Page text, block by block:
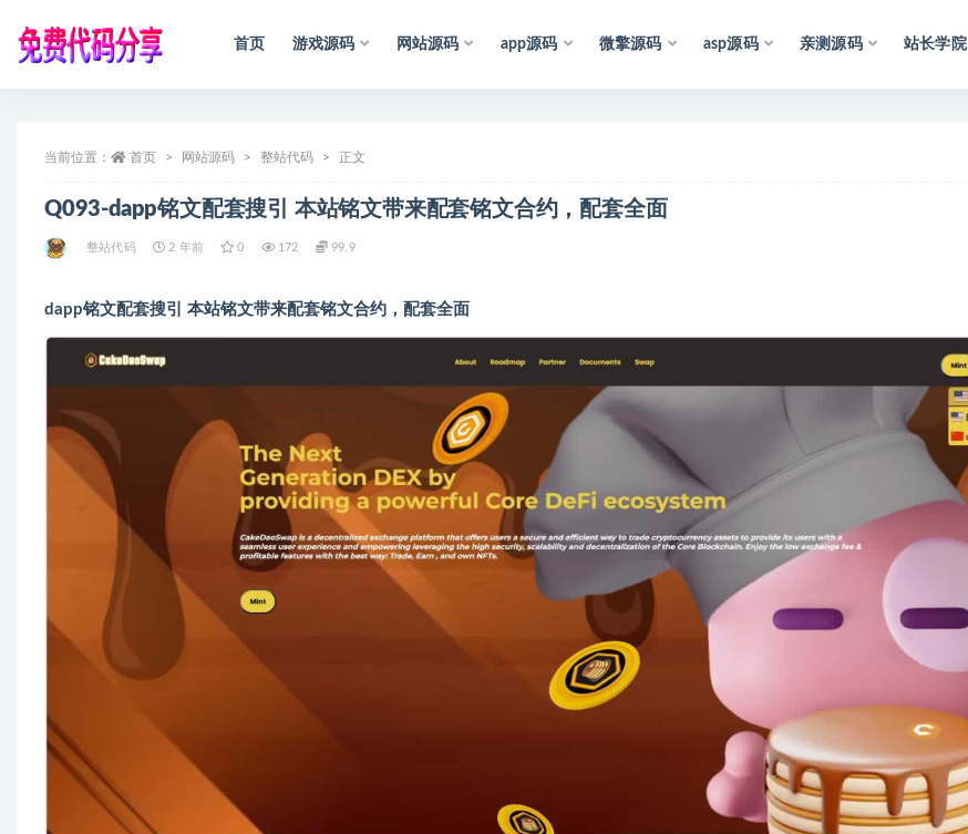
首页 游戏源码 网站源码 app源码 微擎源码 asp源码 亲测源码 站长学院
当前位置： 首页 网站源码 整站代码 正文
Q093-dapp铭文配套搜引 本站铭文带来配套铭文合约，配套全面
整站代码 2 年前 0 172 99.9
dapp铭文配套搜引 本站铭文带来配套铭文合约，配套全面